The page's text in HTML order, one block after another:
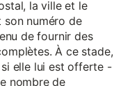
la ville et le
son numéro de
de fournir des
À ce stade,
elle lui est offerte -
nombre de